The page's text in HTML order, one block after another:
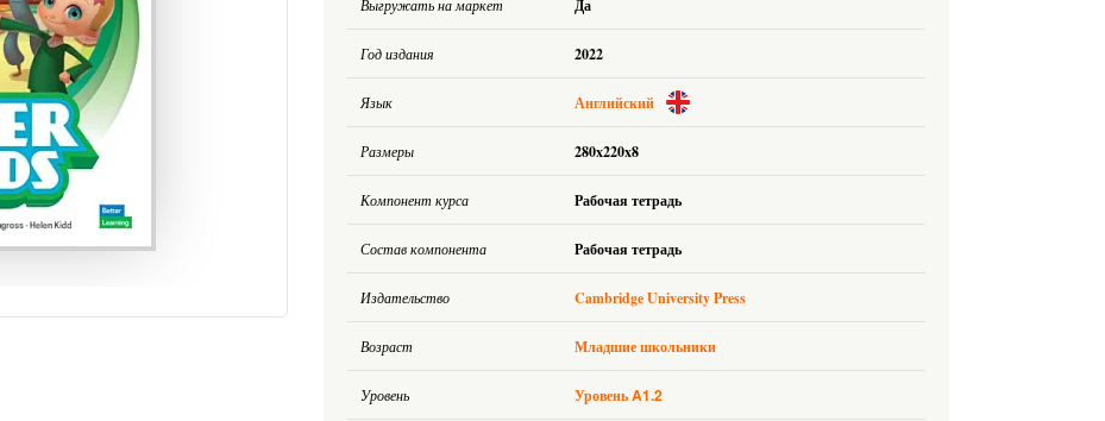
Выгружать на маркет Да
Год издания 2022
Язык Английский
Размеры 280x220x8
Компонент курса Рабочая тетрадь
Состав компонента Рабочая тетрадь
Издательство Cambridge University Press
Возраст Младшие школьники
Уровень УровеньA1.2